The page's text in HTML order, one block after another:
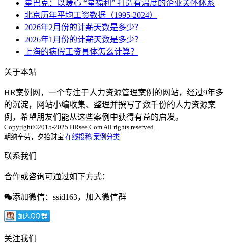
星巴克：以暖心 “星福利” 打造有温度的企业关怀体系
北京历年平均工资数据（1995-2024）
2026年2月份的计薪天数是多少？
2026年1月份的计薪天数是多少？
上海的病假工资具体怎么计算？
关于本站
HR案例网，一个专注于人力资源管理案例的网站，经过9年多
的沉淀，网站小编收集、整理并撰写了数千份的人力资源案
例，希望朋友们能从这些案例中获得有益的启发。
Copyright©2015-2025 HRsee.Com All rights reserved.
朝纳辛劳，夕拾财宝 在线投稿 案例分类
联系我们
合作或咨询可通过如下方式：
添加微信：ssid163，加入微信群
关注我们